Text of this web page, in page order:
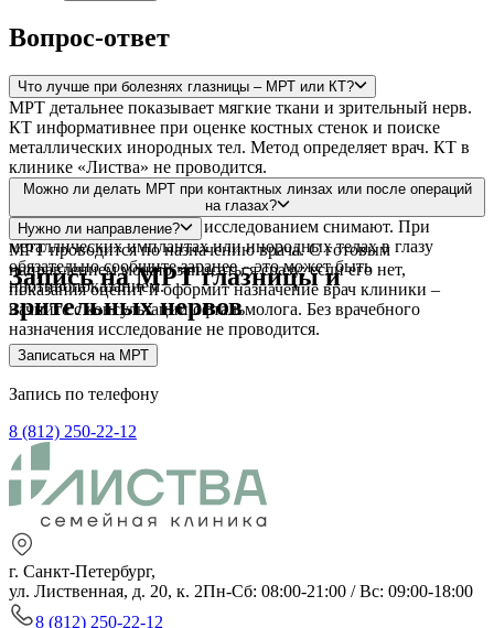
Вопрос-ответ
Что лучше при болезнях глазницы – МРТ или КТ?
МРТ детальнее показывает мягкие ткани и зрительный нерв.
КТ информативнее при оценке костных стенок и поиске
металлических инородных тел. Метод определяет врач. КТ в
клинике «Листва» не проводится.
Можно ли делать МРТ при контактных линзах или после операций
на глазах?
Контактные линзы перед исследованием снимают. При
металлических имплантах или инородных телах в глазу
обязательно сообщите заранее – это может быть
противопоказанием.
Нужно ли направление?
МРТ проводится по назначению врача. С готовым
направлением можно записаться сразу; если его нет,
показания оценит и оформит назначение врач клиники –
начните с консультации офтальмолога. Без врачебного
назначения исследование не проводится.
Запись на МРТ глазницы и
зрительных нервов
Записаться на МРТ
Запись по телефону
8 (812) 250-22-12
г. Санкт-Петербург,
ул. Лиственная, д. 20, к. 2Пн-Сб: 08:00-21:00 / Вс: 09:00-18:00
8 (812) 250-22-12